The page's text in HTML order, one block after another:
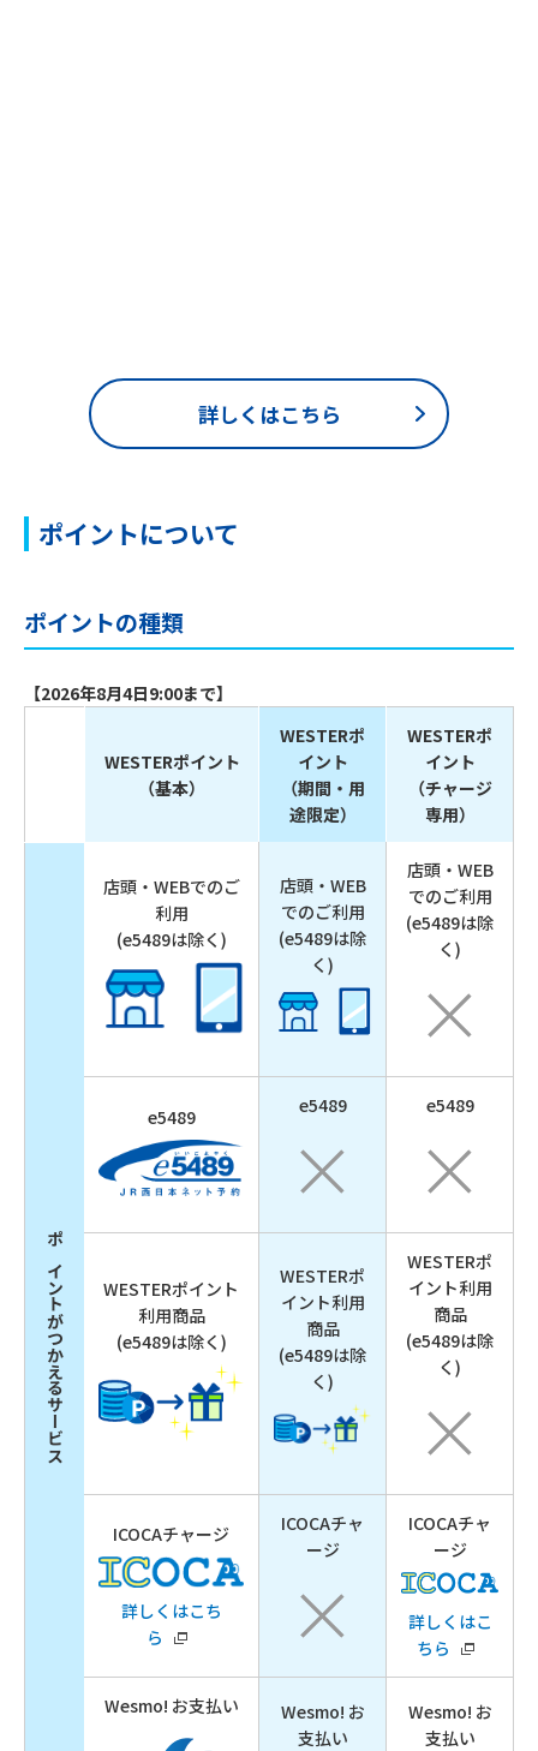
詳しくはこちら
ポイントについて
ポイントの種類
【2026年8月4日9:00まで】
WESTERポイント
（基本）
WESTERポ
イント
（期間・用
途限定）
WESTERポ
イント
（チャージ
専用）
ポイントがつかえるサービス
店頭・WEBでのご
利用
(e5489は除く)
店頭・WEB
でのご利用
(e5489は除
く)
店頭・WEB
でのご利用
(e5489は除
く)
e5489 e5489 e5489
WESTERポイント
利用商品
(e5489は除く)
WESTERポ
イント利用
商品
(e5489は除
く)
WESTERポ
イント利用
商品
(e5489は除
く)
ICOCAチャージ
詳しくはこち
ら
ICOCAチャ
ージ
ICOCAチャ
ージ
詳しくはこ
ちら
Wesmo! お支払い
Wesmo! お
支払い
Wesmo! お
支払い